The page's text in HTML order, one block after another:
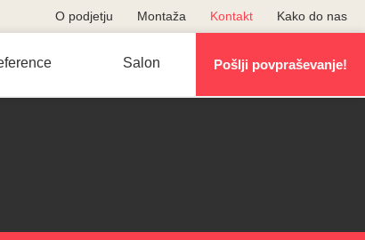
O podjetju Montaža Kontakt Kako do nas
Salon Pošlji povpraševanje!